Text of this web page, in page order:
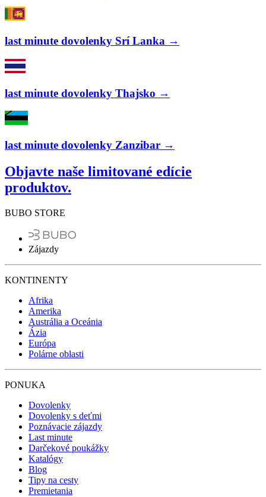
last minute dovolenky Srí Lanka →
last minute dovolenky Thajsko →
last minute dovolenky Zanzibar →
Objavte naše limitované edície
produktov.
BUBO STORE
Zájazdy
KONTINENTY
Afrika
Amerika
Austrália a Oceánia
Ázia
Európa
Polárne oblasti
PONUKA
Dovolenky
Dovolenky s deťmi
Poznávacie zájazdy
Last minute
Darčekové poukážky
Katalógy
Blog
Tipy na cesty
Premietania